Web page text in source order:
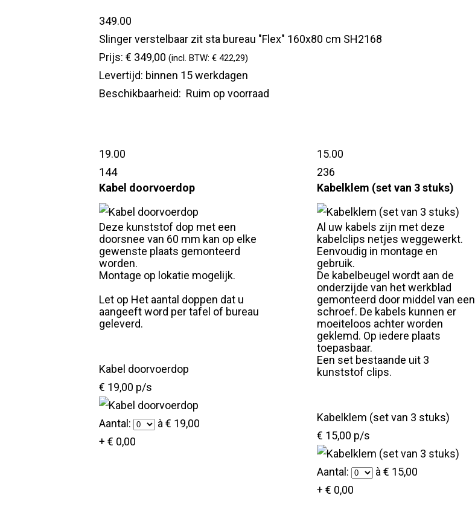
349.00
Slinger verstelbaar zit sta bureau "Flex" 160x80 cm SH2168
Prijs: € 349,00 (incl. BTW: € 422,29)
Levertijd: binnen 15 werkdagen
Beschikbaarheid: Ruim op voorraad
19.00
144
Kabel doorvoerdop
Deze kunststof dop met een
doorsnee van 60 mm kan op elke
gewenste plaats gemonteerd
worden.
Montage op lokatie mogelijk.
Let op Het aantal doppen dat u
aangeeft word per tafel of bureau
geleverd.
Kabel doorvoerdop
€ 19,00 p/s
Aantal:
à € 19,00
+ € 0,00
15.00
236
Kabelklem (set van 3 stuks)
Al uw kabels zijn met deze
kabelclips netjes weggewerkt.
Eenvoudig in montage en
gebruik.
De kabelbeugel wordt aan de
onderzijde van het werkblad
gemonteerd door middel van een
schroef. De kabels kunnen er
moeiteloos achter worden
geklemd. Op iedere plaats
toepasbaar.
Een set bestaande uit 3
kunststof clips.
Kabelklem (set van 3 stuks)
€ 15,00 p/s
Aantal:
à € 15,00
+ € 0,00